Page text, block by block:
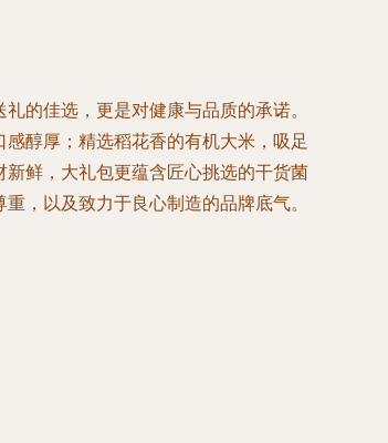
的佳选，更是对健康与品质的承诺。
醇厚；精选稻花香的有机大米，吸足
鲜，大礼包更蕴含匠心挑选的干货菌
，以及致力于良心制造的品牌底气。